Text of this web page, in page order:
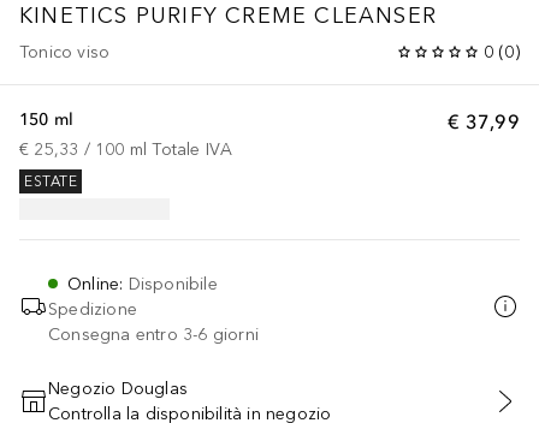
KINETICS PURIFY CREME CLEANSER
Tonico viso 0 (0)
€ 37,99
150 ml
€ 25,33 / 100 ml Totale IVA
ESTATE
Online: Disponibile
Spedizione
Consegna entro 3-6 giorni
AGGIUNGI AL CARRELLO
Negozio Douglas
Controlla la disponibilità in negozio